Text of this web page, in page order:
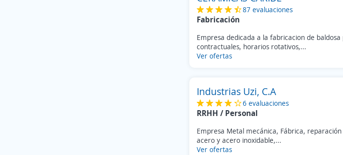
87 evaluaciones
Fabricación
Empresa dedicada a la fabricacion de
contractuales, horarios rotativos,...
Ver ofertas
Industrias Uzi, C.A
6 evaluaciones
RRHH / Personal
Empresa Metal mecánica, Fábrica,
acero y acero inoxidable,...
Ver ofertas